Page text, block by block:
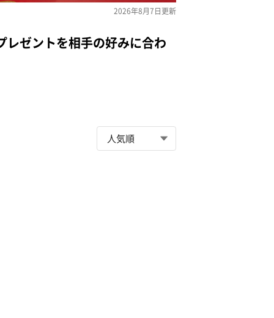
2026年8月7日更新
レゼントを相手の好みに合わ